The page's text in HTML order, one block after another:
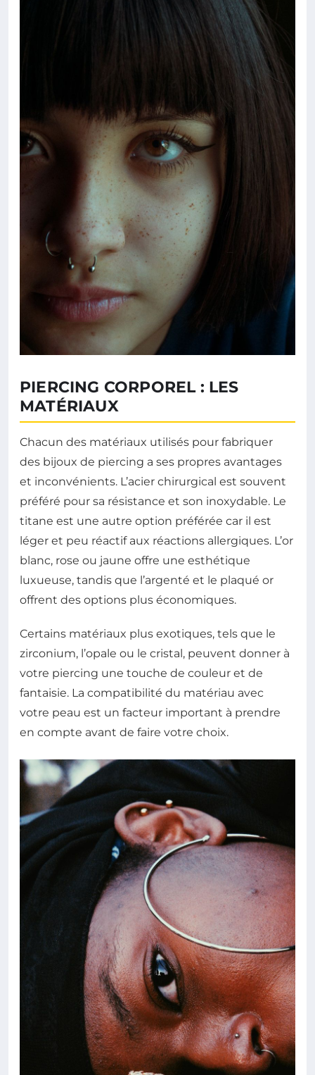
PIERCING CORPOREL : LES
MATÉRIAUX
Chacun des matériaux utilisés pour fabriquer
des bijoux de piercing a ses propres avantages
et inconvénients. L’acier chirurgical est souvent
préféré pour sa résistance et son inoxydable. Le
titane est une autre option préférée car il est
léger et peu réactif aux réactions allergiques. L’or
blanc, rose ou jaune offre une esthétique
luxueuse, tandis que l’argenté et le plaqué or
offrent des options plus économiques.
Certains matériaux plus exotiques, tels que le
zirconium, l’opale ou le cristal, peuvent donner à
votre piercing une touche de couleur et de
fantaisie. La compatibilité du matériau avec
votre peau est un facteur important à prendre
en compte avant de faire votre choix.